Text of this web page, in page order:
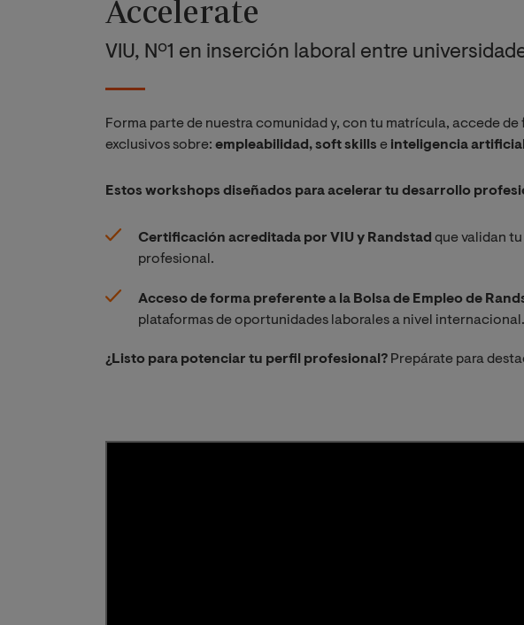
Accelerate
VIU, Nº1 en inserción laboral entre
Forma parte de nuestra comunidad y, con tu matrícula, accede de
exclusivos sobre: empleabilidad, soft skills e inteligencia artificial
Estos workshops diseñados para acelerar tu desarrollo
Certificación acreditada por VIU y Randstad que validan
profesional.
Acceso de forma preferente a la Bolsa de Empleo de
plataformas de oportunidades laborales a nivel internacional.
¿Listo para potenciar tu perfil profesional? Prepárate para